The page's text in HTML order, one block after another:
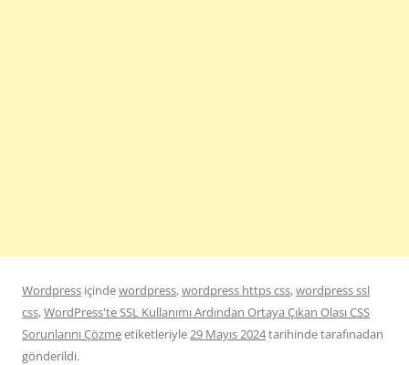
Wordpress içindewordpress,wordpress https css,wordpress ssl
css,WordPress'te SSL Kullanımı Ardından Ortaya Çıkan Olası CSS
Sorunlarını Çözmeetiketleriyle29 Mayıs 2024tarihindetarafınadan
gönderildi.